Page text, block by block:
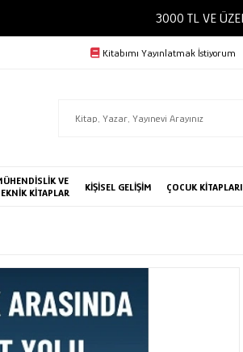
Kitabımı Yayınlatmak İstiyorum
VE
KİTAPLAR
KİŞİSEL GELİŞİM ÇOCUK KİTAPLARI